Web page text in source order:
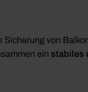
von
ein stabiles